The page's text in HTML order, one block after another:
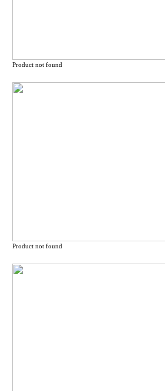
Product not found
Product not found